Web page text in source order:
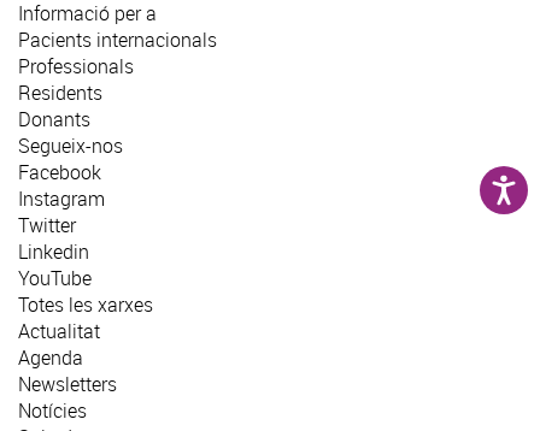
Informació per a
Pacients internacionals
Professionals
Residents
Donants
Segueix-nos
Facebook
Instagram
Twitter
Linkedin
YouTube
Totes les xarxes
Actualitat
Agenda
Newsletters
Notícies